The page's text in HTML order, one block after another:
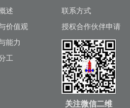
述
价值观
能力
工
联系方式
授权合作伙伴申请
关注微信二维